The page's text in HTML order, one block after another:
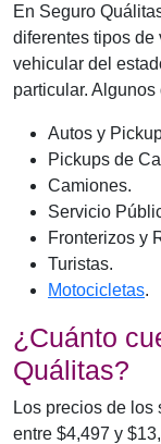
En Seguro
diferentes tipos de
vehicular del
particular.
Autos y
Pickups de
Camiones.
Servicio
Fronterizos y
Turistas.
Motocicletas.
¿Cuánto
Quálitas?
Los precios de
entre $4,497 y